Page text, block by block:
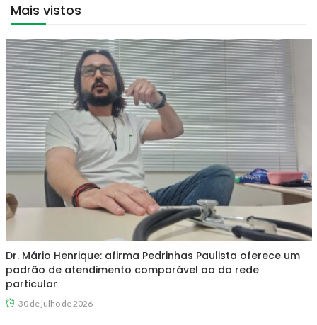
Mais vistos
Dr. Mário Henrique: afirma Pedrinhas Paulista oferece um
padrão de atendimento comparável ao da rede
particular
30 de julho de 2026